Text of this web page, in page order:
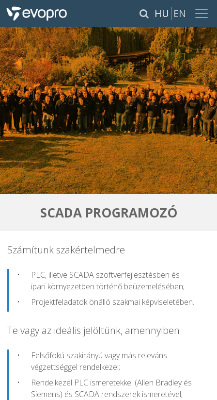
HU EN ×
RÓLUNK
SZOLGÁLTATÁSOK
TERMÉKEK
REFERENCIÁK
KARRIER
PÁLYÁZATOK
SCADA PROGRAMOZÓ
Számítunk szakértelmedre
PLC, illetve SCADA szoftverfejlesztésben és
ipari környezetben történő beüzemelésében;
Projektfeladatok önálló szakmai képviseletében.
Te vagy az ideális jelöltünk, amennyiben
Felsőfokú szakirányú vagy más releváns
végzettséggel rendelkezel;
Rendelkezel PLC ismeretekkel (Allen Bradley és
Siemens) és SCADA rendszerek ismeretével;